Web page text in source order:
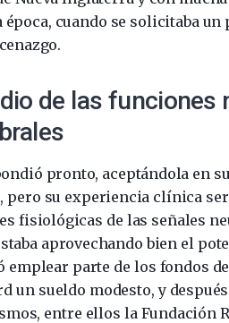
época, cuando se solicitaba
de las
pronto, aceptándola en
pero su experiencia clínica
fisiológicas de las señales
aprovechando bien el
emplear parte de los fondos
un sueldo modesto, y
entre ellos la Fundación